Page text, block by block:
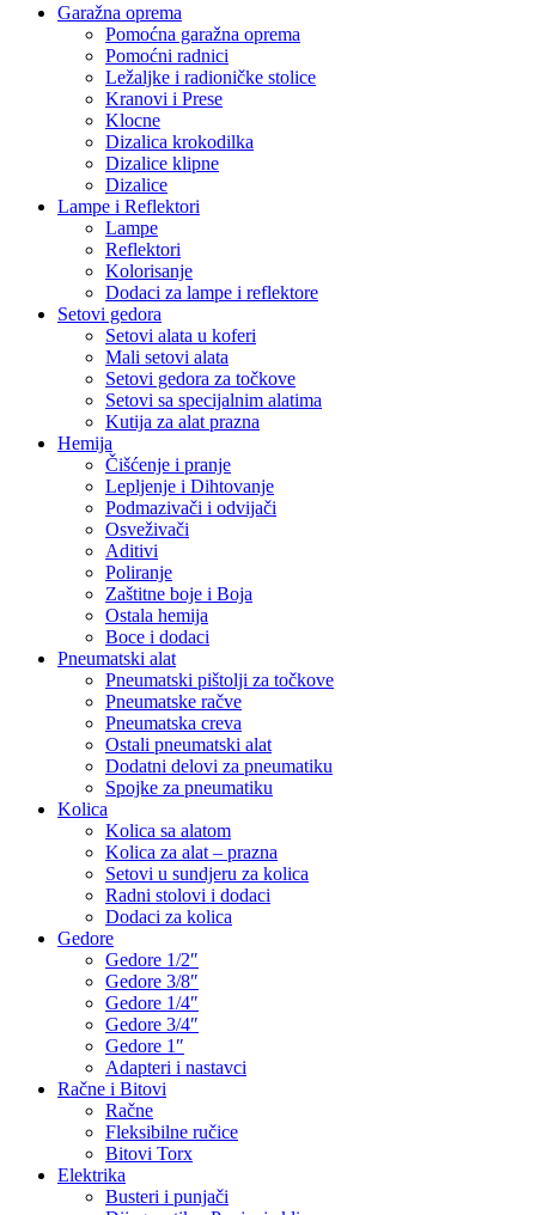
Garažna oprema
Pomoćna garažna oprema
Pomoćni radnici
Ležaljke i radioničke stolice
Kranovi i Prese
Klocne
Dizalica krokodilka
Dizalice klipne
Dizalice
Lampe i Reflektori
Lampe
Reflektori
Kolorisanje
Dodaci za lampe i reflektore
Setovi gedora
Setovi alata u koferi
Mali setovi alata
Setovi gedora za točkove
Setovi sa specijalnim alatima
Kutija za alat prazna
Hemija
Čišćenje i pranje
Lepljenje i Dihtovanje
Podmazivači i odvijači
Osveživači
Aditivi
Poliranje
Zaštitne boje i Boja
Ostala hemija
Boce i dodaci
Pneumatski alat
Pneumatski pištolji za točkove
Pneumatske račve
Pneumatska creva
Ostali pneumatski alat
Dodatni delovi za pneumatiku
Spojke za pneumatiku
Kolica
Kolica sa alatom
Kolica za alat – prazna
Setovi u sundjeru za kolica
Radni stolovi i dodaci
Dodaci za kolica
Gedore
Gedore 1/2″
Gedore 3/8″
Gedore 1/4″
Gedore 3/4″
Gedore 1″
Adapteri i nastavci
Račne i Bitovi
Račne
Fleksibilne ručice
Bitovi Torx
Elektrika
Busteri i punjači